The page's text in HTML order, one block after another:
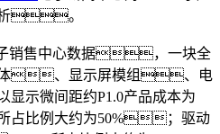
析。
子销售中心数据，一块全
体、显示屏模组、电
示微间距约P1.0产品成本为
占比例大约为50%；驱动